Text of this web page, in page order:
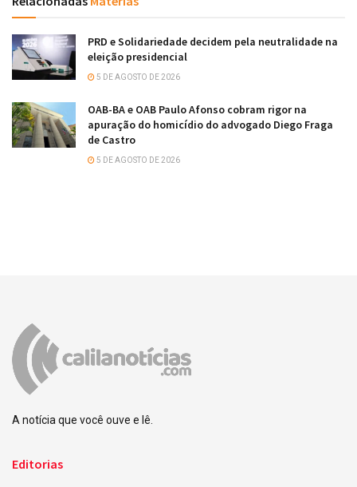
PRD e Solidariedade decidem pela neutralidade na
eleição presidencial
5 DE AGOSTO DE 2026
OAB-BA e OAB Paulo Afonso cobram rigor na
apuração do homicídio do advogado Diego Fraga
de Castro
5 DE AGOSTO DE 2026
A notícia que você ouve e lê.
Editorias